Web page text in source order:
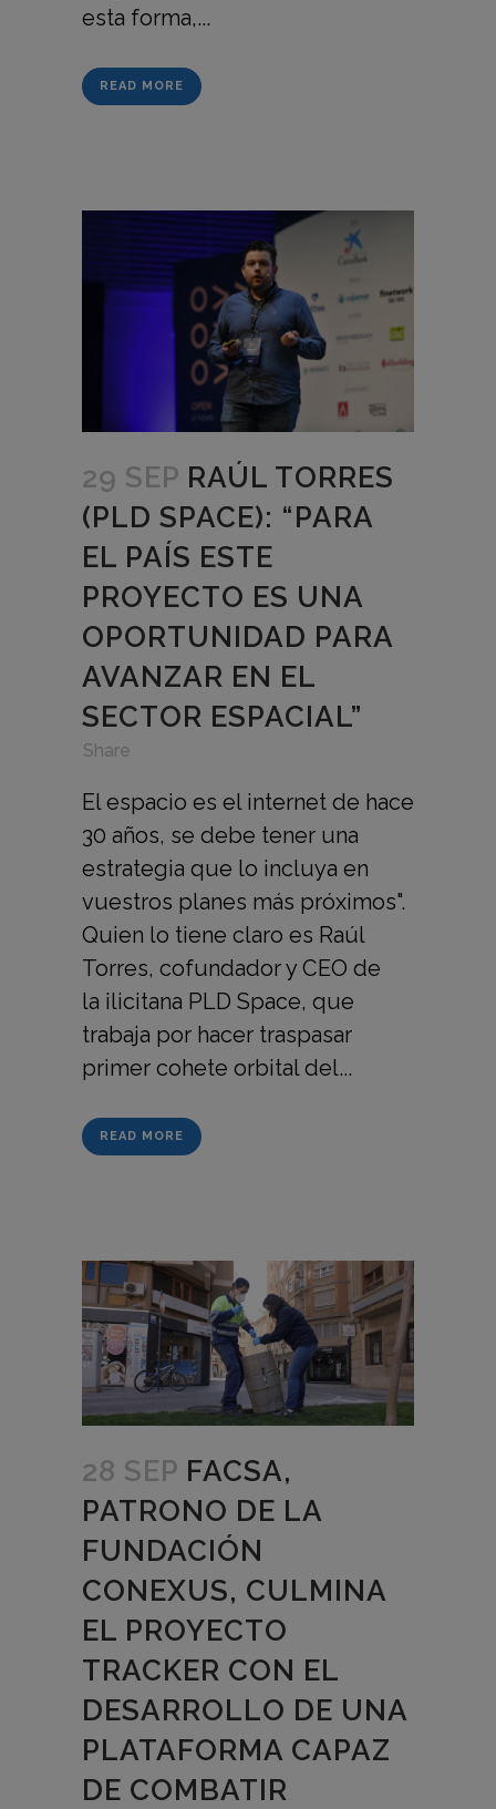
esta forma,...
READ MORE
29 SEP RAÚL TORRES
(PLD SPACE): “PARA
EL PAÍS ESTE
PROYECTO ES UNA
OPORTUNIDAD PARA
AVANZAR EN EL
SECTOR ESPACIAL”
Share
El espacio es el internet de hace
30 años, se debe tener una
estrategia que lo incluya en
vuestros planes más próximos".
Quien lo tiene claro es Raúl
Torres, cofundador y CEO de
la ilicitana PLD Space, que
trabaja por hacer traspasar
primer cohete orbital del...
READ MORE
28 SEP FACSA,
PATRONO DE LA
FUNDACIÓN
CONEXUS, CULMINA
EL PROYECTO
TRACKER CON EL
DESARROLLO DE UNA
PLATAFORMA CAPAZ
DE COMBATIR